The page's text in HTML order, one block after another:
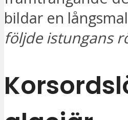
bildar en
följde istungans